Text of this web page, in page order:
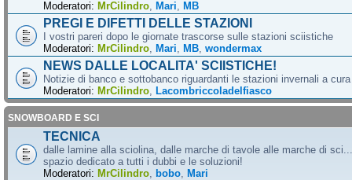
Moderatori: MrCilindro Mari MB
PREGI E DIFETTI DELLE STAZIONI
I vostri pareri dopo le giornate trascorse sulle stazioni sciistiche
Moderatori: MrCilindro Mari MB wondermax
NEWS DALLE LOCALITA' SCIISTICHE!
Notizie di banco e sottobanco riguardanti le stazioni invernali a
Moderatori: MrCilindro Lacombriccoladelfiasco
SNOWBOARD E SCI
TECNICA
dalle lamine alla sciolina, dalle marche di tavole alle marche di
spazio dedicato a tutti i dubbi e le soluzioni!
Moderatori: MrCilindro bobo Mari